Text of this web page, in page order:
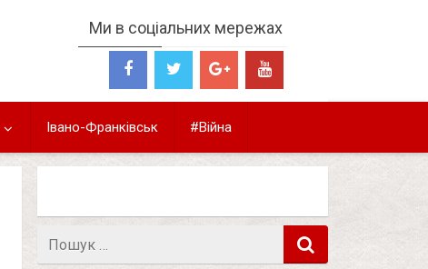
Ми в соціальних мережах
Івано-Франківськ #Війна